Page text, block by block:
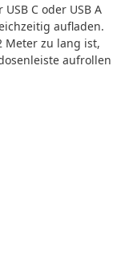
C oder USB A
aufladen.
Meter zu lang ist,
aufrollen